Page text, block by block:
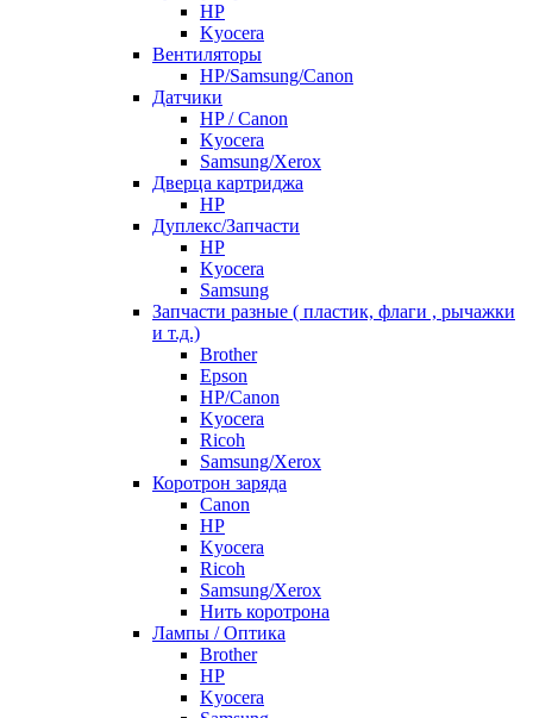
HP
Kyocera
Вентиляторы
HP/Samsung/Canon
Датчики
HP / Canon
Kyocera
Samsung/Xerox
Дверца картриджа
HP
Дуплекс/Запчасти
HP
Kyocera
Samsung
Запчасти разные ( пластик, флаги , рычажки
и т.д.)
Brother
Epson
HP/Canon
Kyocera
Ricoh
Samsung/Xerox
Коротрон заряда
Canon
HP
Kyocera
Ricoh
Samsung/Xerox
Нить коротрона
Лампы / Оптика
Brother
HP
Kyocera